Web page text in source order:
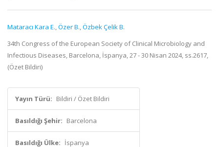
Mataracı Kara E.,Özer B.,Özbek Çelik B.
34th Congress of the European Society of Clinical Microbiology and
Infectious Diseases, Barcelona, İspanya, 27 - 30 Nisan 2024, ss.2617,
(Özet Bildiri)
Yayın Türü: Bildiri / Özet Bildiri
Basıldığı Şehir: Barcelona
Basıldığı Ülke: İspanya